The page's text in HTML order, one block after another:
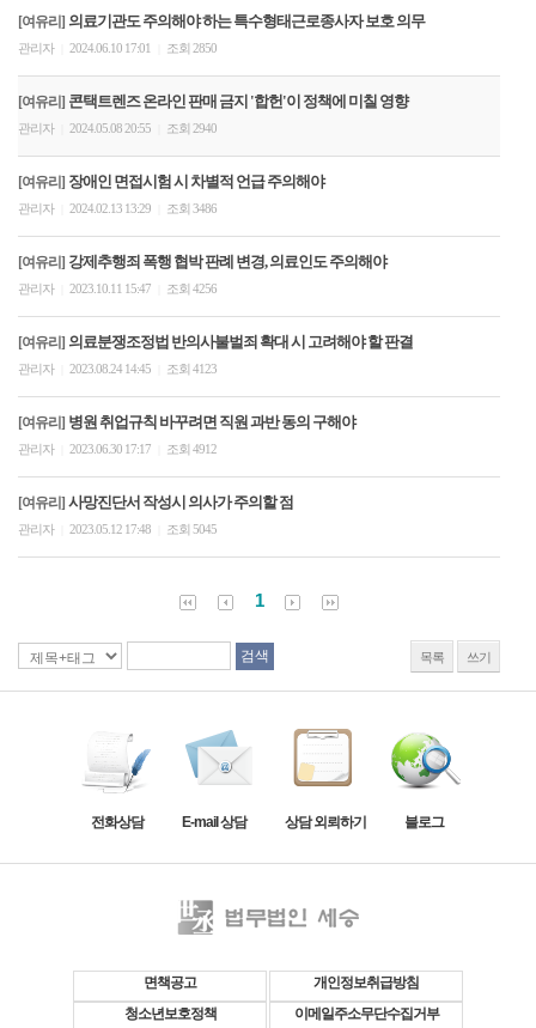
[여유리] 의료기관도 주의해야 하는 특수형태근로종사자 보호 의무
관리자 2024.06.10 17:01 조회 2850
[여유리] 콘택트렌즈 온라인 판매 금지 '합헌'이 정책에 미칠 영향
관리자 2024.05.08 20:55 조회 2940
[여유리] 장애인 면접시험 시 차별적 언급 주의해야
관리자 2024.02.13 13:29 조회 3486
[여유리] 강제추행죄 폭행 협박 판례 변경, 의료인도 주의해야
관리자 2023.10.11 15:47 조회 4256
[여유리] 의료분쟁조정법 반의사불벌죄 확대 시 고려해야 할 판결
관리자 2023.08.24 14:45 조회 4123
[여유리] 병원 취업규칙 바꾸려면 직원 과반 동의 구해야
관리자 2023.06.30 17:17 조회 4912
[여유리] 사망진단서 작성시 의사가 주의할 점
관리자 2023.05.12 17:48 조회 5045
1
목록 쓰기
전화상담 E-mail 상담 상담 외뢰하기 블로그
면책공고
개인정보취급방침
청소년보호정책
이메일주소무단수집거부